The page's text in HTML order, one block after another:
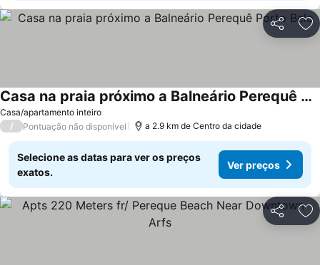
Partilhar
Casa/apartamento inteiro
Casa na praia próximo a Balneário Perequê Porto Belo
/ Pontuação não disponível a 2.9 km de Centro da cidade
Selecione as datas para ver os preços
exatos.
Ver preços
Partilhar